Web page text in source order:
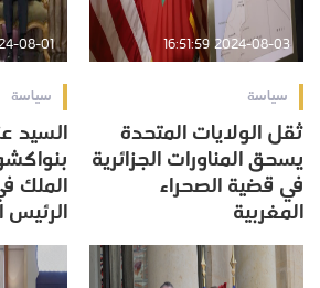
2024-08-03 16:51:59
سياسة
ثقل الولايات المتحدة
يسحق المناورات الجزائرية
في قضية الصحراء
المغربية
01 13:08:30
سياسة
السيد
الملك
الرئيس